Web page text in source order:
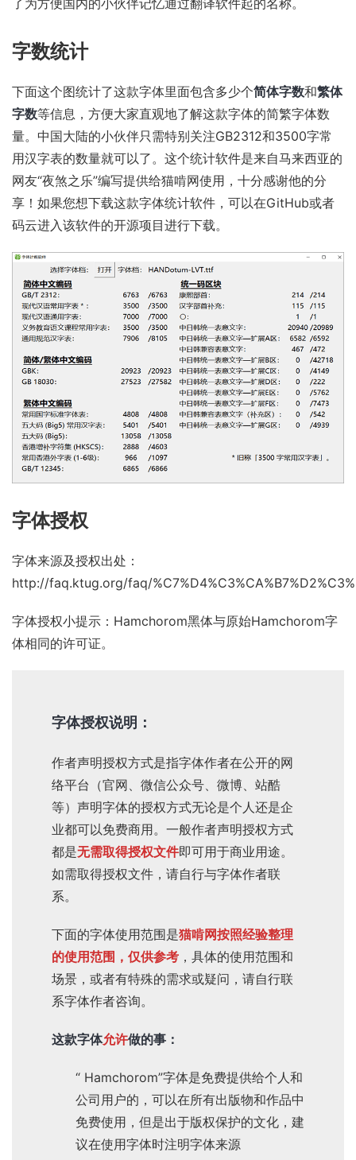
了为方便国内的小伙伴记忆通过翻译软件起的名称。
字数统计
下面这个图统计了这款字体里面包含多少个简体字数和繁体
字数等信息，方便大家直观地了解这款字体的简繁字体数
量。中国大陆的小伙伴只需特别关注GB2312和3500字常
用汉字表的数量就可以了。这个统计软件是来自马来西亚的
网友“夜煞之乐”编写提供给猫啃网使用，十分感谢他的分
享！如果您想下载这款字体统计软件，可以在GitHub或者
码云进入该软件的开源项目进行下载。
字体授权
字体来源及授权出处：
http://faq.ktug.org/faq/
字体授权小提示：Hamchorom黑体与原始Hamchorom字
体相同的许可证。
字体授权说明：
作者声明授权方式是指字体作者在公开的网
络平台（官网、微信公众号、微博、站酷
等）声明字体的授权方式无论是个人还是企
业都可以免费商用。一般作者声明授权方式
都是无需取得授权文件即可用于商业用途。
如需取得授权文件，请自行与字体作者联
系。
下面的字体使用范围是猫啃网按照经验整理
的使用范围，仅供参考 ，具体的使用范围和
场景，或者有特殊的需求或疑问，请自行联
系字体作者咨询。
这款字体允许做的事：
“ Hamchorom”字体是免费提供给个人和
公司用户的，可以在所有出版物和作品中
免费使用，但是出于版权保护的文化，建
议在使用字体时注明字体来源